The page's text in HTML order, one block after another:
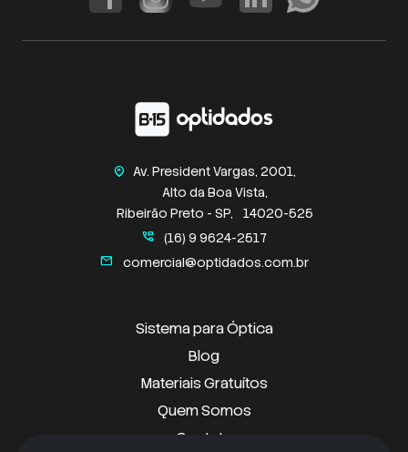
home_pin
Av. President Vargas, 2001,
Alto da Boa Vista,
Ribeirão Preto - SP,
14020-525
perm_phone_msg (16) 9 9624-2517
mail comercial@optidados.com.br
Sistema para Óptica
Blog
Materiais Gratuítos
Quem Somos
Contato